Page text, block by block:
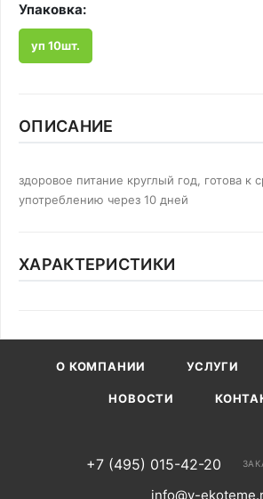
Упаковка:
уп 10шт.
ОПИСАНИЕ
здоровое питание круглый год, готова к
употреблению через 10 дней
ХАРАКТЕРИСТИКИ
О КОМПАНИИ УСЛУГИ
НОВОСТИ
+7 (495) 015-42-20
info@v-